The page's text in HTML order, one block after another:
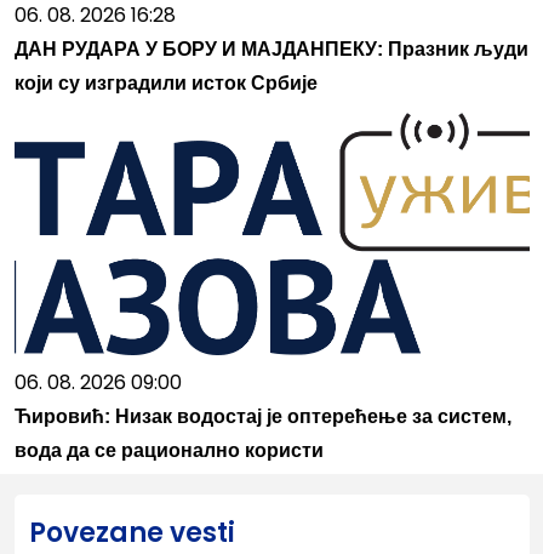
06. 08. 2026 16:28
ДАН РУДАРА У БОРУ И МАЈДАНПЕКУ: Празник људи
који су изградили исток Србије
06. 08. 2026 09:00
Ћировић: Низак водостај је оптерећење за систем,
вода да се рационално користи
Povezane vesti